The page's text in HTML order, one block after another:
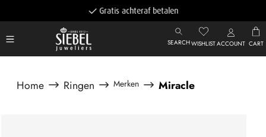
Gratis achteraf betalen
SEARCHWISHLISTACCOUNT CART
Home Ringen Merken Miracle